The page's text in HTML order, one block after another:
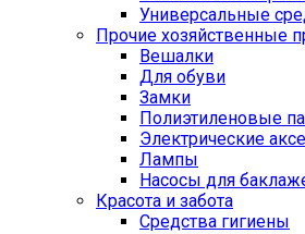
Универсальные
Прочие хозяйственные
Вешалки
Для обуви
Замки
Полиэтиленовые
Электрические
Лампы
Насосы для
Красота и забота
Средства гигиены